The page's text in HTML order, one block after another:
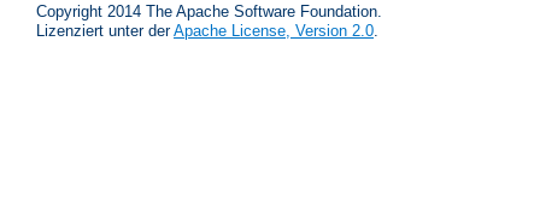
Copyright 2014 The Apache Software Foundation.
Lizenziert unter derApache License, Version 2.0